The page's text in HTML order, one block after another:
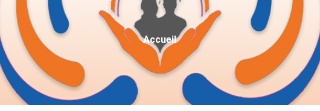
Fil
D'Ariane
Accueil